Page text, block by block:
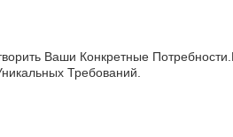
Ваши Конкретные
Требований.